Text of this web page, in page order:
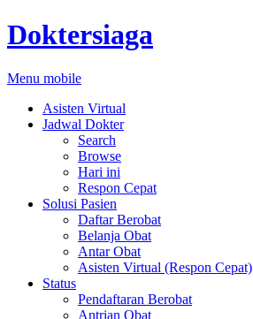
Doktersiaga
Menu mobile
Asisten Virtual
Jadwal Dokter
Search
Browse
Hari ini
Respon Cepat
Solusi Pasien
Daftar Berobat
Belanja Obat
Antar Obat
Asisten Virtual (Respon Cepat)
Status
Pendaftaran Berobat
Antrian Obat